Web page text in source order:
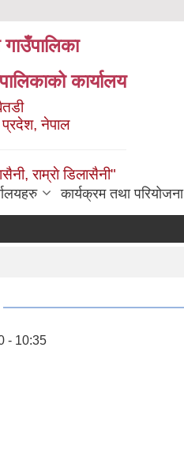
कार्यालय
नेपाल
राम्राे डिलासैनी"
कार्यक्रम तथा परियोजना
- 10:35